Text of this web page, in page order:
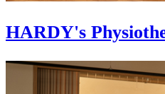
HARDY's